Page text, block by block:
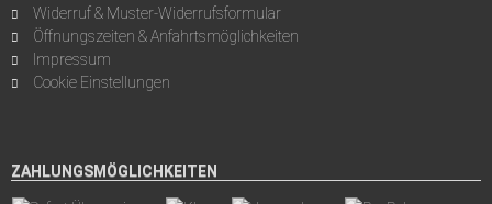
Widerruf & Muster-Widerrufsformular
Öffnungszeiten & Anfahrtsmöglichkeiten
Impressum
Cookie Einstellungen
ZAHLUNGSMÖGLICHKEITEN